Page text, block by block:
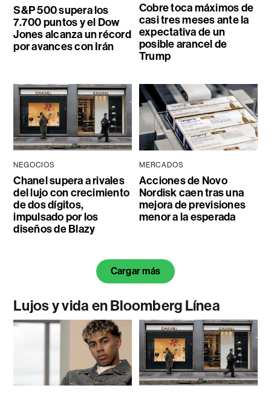
S&P 500 supera los
7.700 puntos y el Dow
Jones alcanza un récord
por avances con Irán
Cobre toca máximos de
casi tres meses ante la
expectativa de un
posible arancel de
Trump
NEGOCIOS
Chanel supera a rivales
del lujo con crecimiento
de dos dígitos,
impulsado por los
diseños de Blazy
MERCADOS
Acciones de Novo
Nordisk caen tras una
mejora de previsiones
menor a la esperada
Cargar más
Lujos y vida en Bloomberg Línea